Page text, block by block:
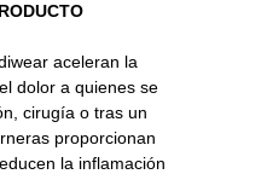
aceleran la
dolor a quienes se
cirugía o tras un
proporcionan
la inflamación